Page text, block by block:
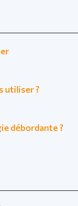
utiliser ?
débordante ?